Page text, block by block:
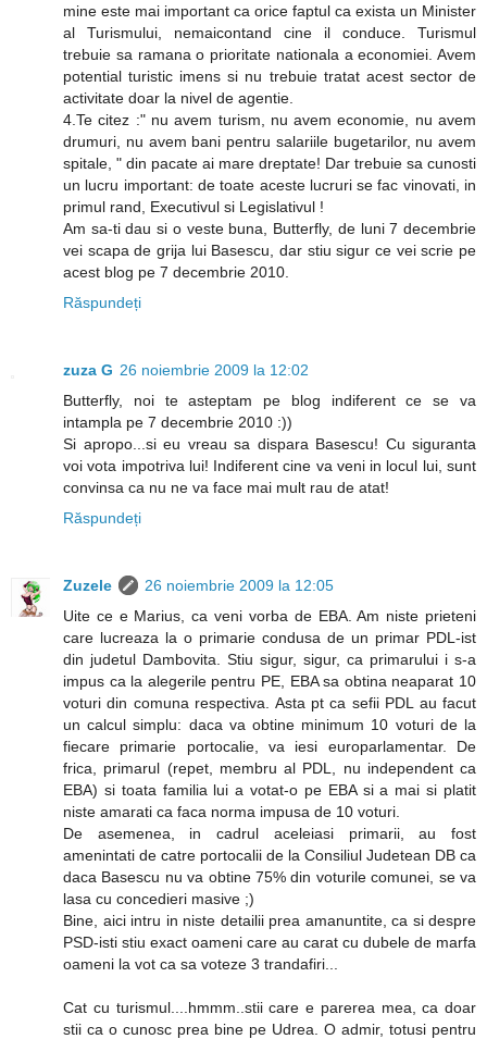
mine este mai important ca orice faptul ca exista un Minister
al Turismului, nemaicontand cine il conduce. Turismul
trebuie sa ramana o prioritate nationala a economiei. Avem
potential turistic imens si nu trebuie tratat acest sector de
activitate doar la nivel de agentie.
4.Te citez :" nu avem turism, nu avem economie, nu avem
drumuri, nu avem bani pentru salariile bugetarilor, nu avem
spitale, " din pacate ai mare dreptate! Dar trebuie sa cunosti
un lucru important: de toate aceste lucruri se fac vinovati, in
primul rand, Executivul si Legislativul !
Am sa-ti dau si o veste buna, Butterfly, de luni 7 decembrie
vei scapa de grija lui Basescu, dar stiu sigur ce vei scrie pe
acest blog pe 7 decembrie 2010.
Răspundeți
zuza G 26 noiembrie 2009 la 12:02
Butterfly, noi te asteptam pe blog indiferent ce se va
intampla pe 7 decembrie 2010 :))
Si apropo...si eu vreau sa dispara Basescu! Cu siguranta
voi vota impotriva lui! Indiferent cine va veni in locul lui, sunt
convinsa ca nu ne va face mai mult rau de atat!
Răspundeți
Zuzele
26 noiembrie 2009 la 12:05
Uite ce e Marius, ca veni vorba de EBA. Am niste prieteni
care lucreaza la o primarie condusa de un primar PDL-ist
din judetul Dambovita. Stiu sigur, sigur, ca primarului i s-a
impus ca la alegerile pentru PE, EBA sa obtina neaparat 10
voturi din comuna respectiva. Asta pt ca sefii PDL au facut
un calcul simplu: daca va obtine minimum 10 voturi de la
fiecare primarie portocalie, va iesi europarlamentar. De
frica, primarul (repet, membru al PDL, nu independent ca
EBA) si toata familia lui a votat-o pe EBA si a mai si platit
niste amarati ca faca norma impusa de 10 voturi.
De asemenea, in cadrul aceleiasi primarii, au fost
amenintati de catre portocalii de la Consiliul Judetean DB ca
daca Basescu nu va obtine 75% din voturile comunei, se va
lasa cu concedieri masive ;)
Bine, aici intru in niste detailii prea amanuntite, ca si despre
PSD-isti stiu exact oameni care au carat cu dubele de marfa
oameni la vot ca sa voteze 3 trandafiri...
Cat cu turismul....hmmm..stii care e parerea mea, ca doar
stii ca o cunosc prea bine pe Udrea. O admir, totusi pentru